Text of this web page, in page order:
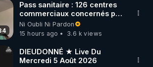
Pass sanitaire : 126 centres
commerciaux concernés par
l'obligation dans toute la
France
Ni Oubli Ni Pardon
15 hours ago
3.6 k views
DIEUDONNÉ ★ Live Du
Mercredi 5 Août 2026